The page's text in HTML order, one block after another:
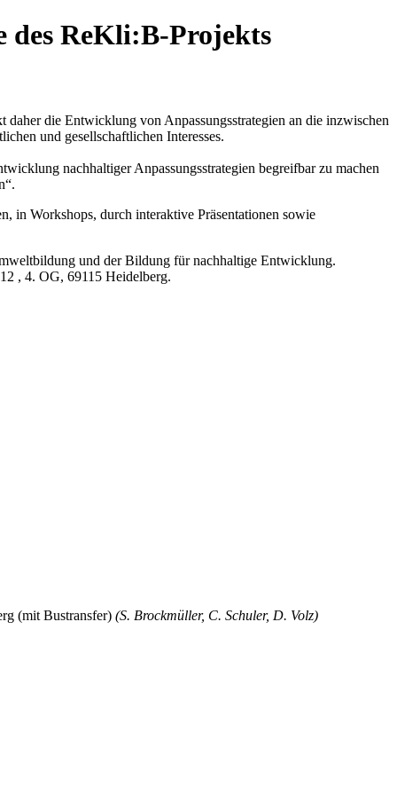
des ReKli:B-Projekts
die Entwicklung von Anpassungsstrategien an die inzwischen
und gesellschaftlichen Interesses.
nachhaltiger Anpassungsstrategien begreifbar zu machen
in Workshops, durch interaktive Präsentationen sowie
und der Bildung für nachhaltige Entwicklung.
, 4. OG, 69115 Heidelberg.
(mit Bustransfer) (S. Brockmüller, C. Schuler, D. Volz)